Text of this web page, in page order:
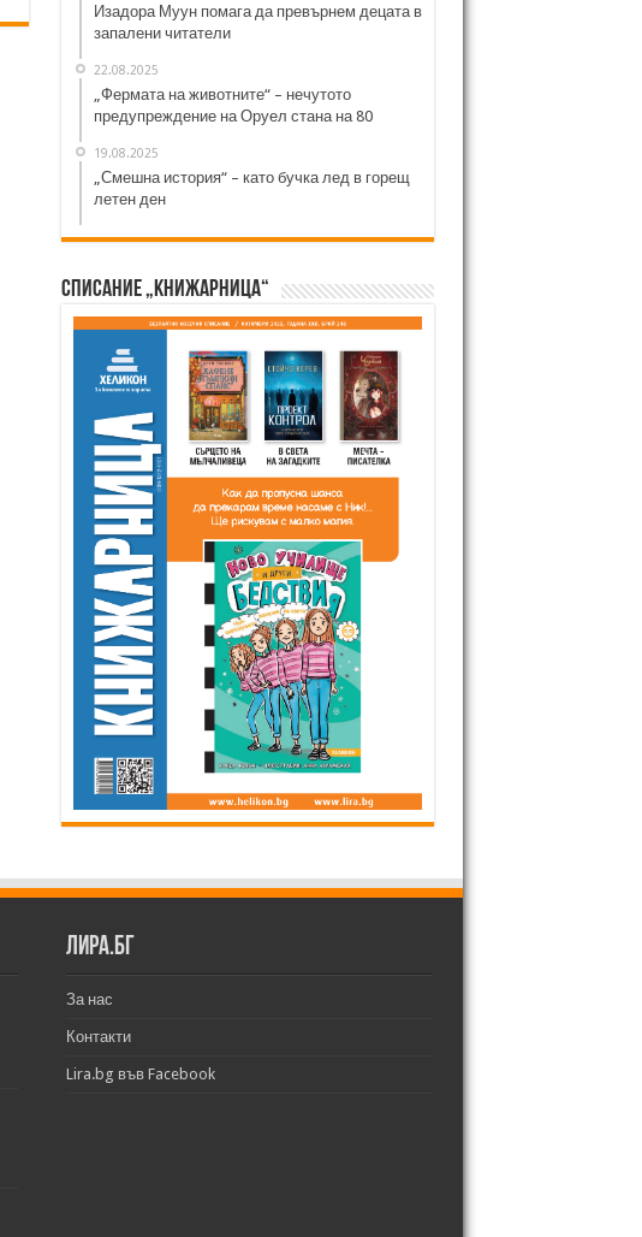
Изадора Муун помага да превърнем децата в
запалени читатели
22.08.2025
„Фермата на животните“ – нечутото
предупреждение на Оруел стана на 80
19.08.2025
„Смешна история“ – като бучка лед в горещ
летен ден
Списание „Книжарница“
Лира.бг
За нас
Контакти
Lira.bg във Facebook